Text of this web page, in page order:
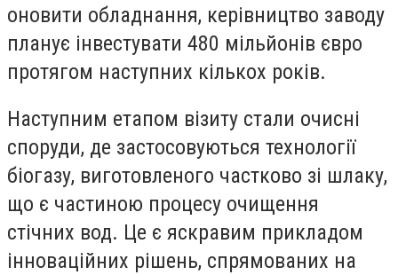
оновити обладнання, керівництво заводу
планує інвестувати 480 мільйонів євро
протягом наступних кількох років.
Наступним етапом візиту стали очисні
споруди, де застосовуються технології
біогазу, виготовленого частково зі шлаку,
що є частиною процесу очищення
стічних вод. Це є яскравим прикладом
інноваційних рішень, спрямованих на